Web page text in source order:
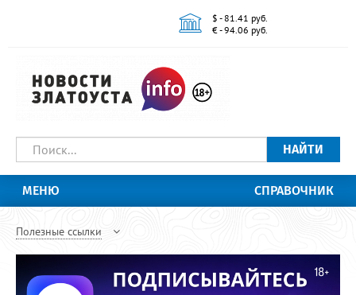
$ - 81.41 руб.
€ - 94.06 руб.
НАЙТИ
МЕНЮ СПРАВОЧНИК
Полезные ссылки